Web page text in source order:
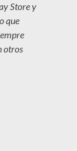
Store y
que
otros